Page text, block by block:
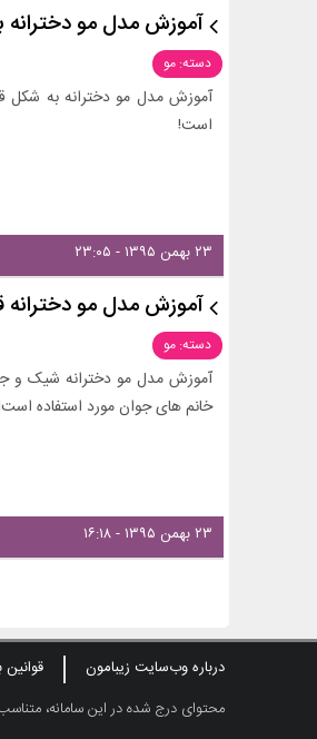
آموزش مدل مو دخترانه
دسته: مو
آموزش مدل مو دخترانه به شکل
است!
۲۳ بهمن ۱۳۹۵ - ۲۳:۰۵
آموزش مدل مو دخترانه
دسته: مو
خانم های جوان مورد استفاده
۲۳ بهمن ۱۳۹۵ - ۱۶:۱۸
درباره وب‌سایت زیبامون
محتوای درج شده در این سامانه،